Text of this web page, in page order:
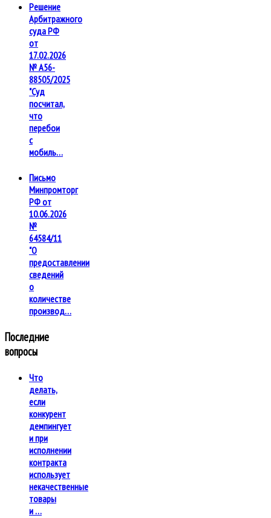
Решение
Арбитражного
суда РФ
от
17.02.2026
№ А56-
88505/2025
"Суд
посчитал,
что
перебои
с
мобиль…
Письмо
Минпромторг
РФ от
10.06.2026
№
64584/11
"О
предоставлении
сведений
о
количестве
производ…
Последние
вопросы
Что
делать,
если
конкурент
демпингует
и при
исполнении
контракта
использует
некачественные
товары
и …